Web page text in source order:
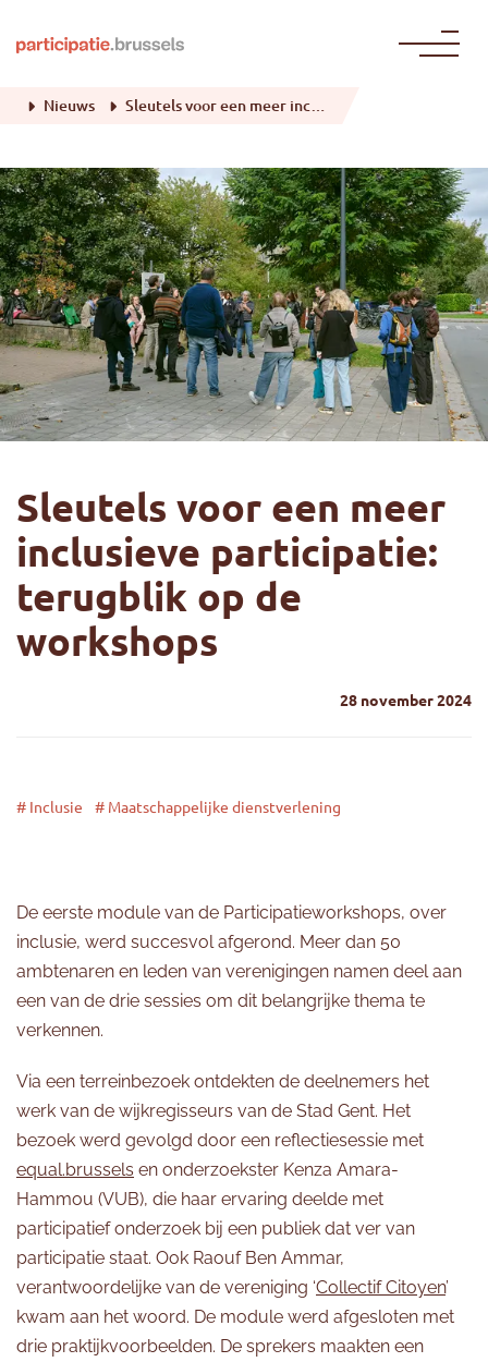
Nieuws Sleutels voor een meer inclusieve participatie: terugblik op de workshops
Sleutels voor een meer
inclusieve participatie:
terugblik op de
workshops
28 november 2024
# Inclusie # Maatschappelijke dienstverlening
De eerste module van de Participatieworkshops, over
inclusie, werd succesvol afgerond. Meer dan 50
ambtenaren en leden van verenigingen namen deel aan
een van de drie sessies om dit belangrijke thema te
verkennen.
Via een terreinbezoek ontdekten de deelnemers het
werk van de wijkregisseurs van de Stad Gent. Het
bezoek werd gevolgd door een reflectiesessie met
equal.brussels en onderzoekster Kenza Amara-
Hammou (VUB), die haar ervaring deelde met
participatief onderzoek bij een publiek dat ver van
participatie staat. Ook Raouf Ben Ammar,
verantwoordelijke van de vereniging ‘Collectif Citoyen’
kwam aan het woord. De module werd afgesloten met
drie praktijkvoorbeelden. De sprekers maakten een